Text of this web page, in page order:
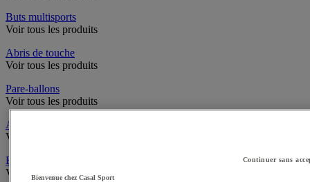
Buts multisports
Voir tous les produits
Abris de touche
Voir tous les produits
Pare-ballons
Voir tous les produits
Accès infrastructures
Voir tous les produits
Brosses à chaussures
Voir tous les produits
Continuer sans
Bienvenue chez Casal Sport